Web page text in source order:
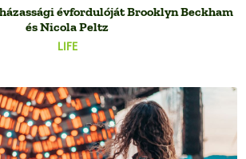
LIFE
évfordulóját Brooklyn Beckham
és Nicola Peltz